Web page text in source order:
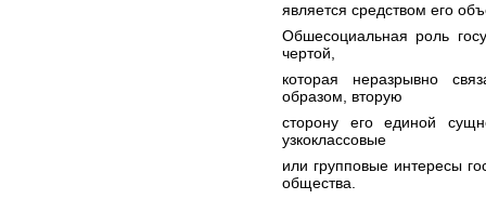
является средством его
Обшесоциальная роль
чертой,
которая неразрывно
образом, вторую
сторону его единой
узкоклассовые
или групповые интересы
общества.